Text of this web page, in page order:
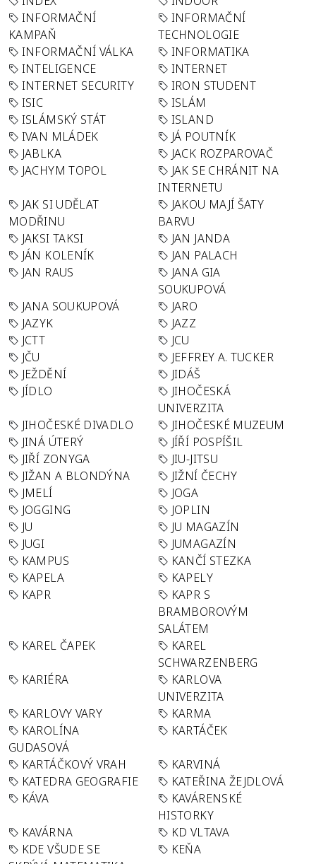
INFORMAČNÍ
KAMPAŇ
INFORMAČNÍ
TECHNOLOGIE
INFORMAČNÍ VÁLKA
INFORMATIKA
INTELIGENCE
INTERNET
INTERNET SECURITY
IRON STUDENT
ISIC
ISLÁM
ISLÁMSKÝ STÁT
ISLAND
IVAN MLÁDEK
JÁ POUTNÍK
JABLKA
JACK ROZPAROVAČ
JACHYM TOPOL
JAK SE CHRÁNIT NA
INTERNETU
JAK SI UDĚLAT
MODŘINU
JAKOU MAJÍ ŠATY
BARVU
JAKSI TAKSI
JAN JANDA
JÁN KOLENÍK
JAN PALACH
JAN RAUS
JANA GIA
SOUKUPOVÁ
JANA SOUKUPOVÁ
JARO
JAZYK
JAZZ
JCTT
JCU
JČU
JEFFREY A. TUCKER
JEŽDĚNÍ
JIDÁŠ
JÍDLO
JIHOČESKÁ
UNIVERZITA
JIHOČESKÉ DIVADLO
JIHOČESKÉ MUZEUM
JINÁ ÚTERÝ
JÍŘÍ POSPÍŠIL
JIŘÍ ZONYGA
JIU-JITSU
JIŽAN A BLONDÝNA
JIŽNÍ ČECHY
JMELÍ
JOGA
JOGGING
JOPLIN
JU
JU MAGAZÍN
JUGI
JUMAGAZÍN
KAMPUS
KANČÍ STEZKA
KAPELA
KAPELY
KAPR
KAPR S
BRAMBOROVÝM
SALÁTEM
KAREL ČAPEK
KAREL
SCHWARZENBERG
KARIÉRA
KARLOVA
UNIVERZITA
KARLOVY VARY
KARMA
KAROLÍNA
GUDASOVÁ
KARTÁČEK
KARTÁČKOVÝ VRAH
KARVINÁ
KATEDRA GEOGRAFIE
KATEŘINA ŽEJDLOVÁ
KÁVA
KAVÁRENSKÉ
HISTORKY
KAVÁRNA
KD VLTAVA
KDE VŠUDE SE
KEŇA